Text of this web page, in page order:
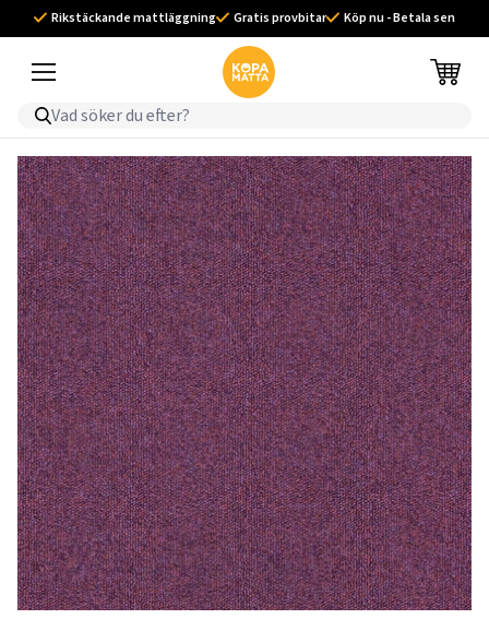
Rikstäckande mattläggning Gratis provbitar Köp nu - Betala sen